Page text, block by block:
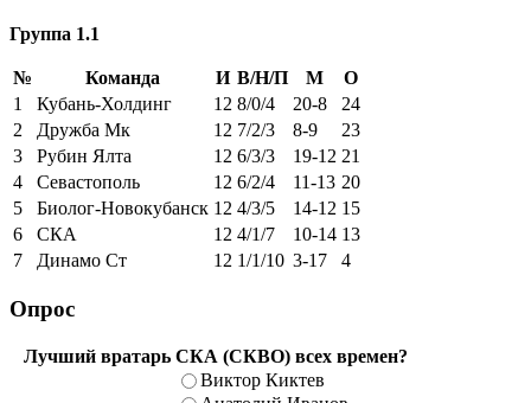
Группа 1.1
№ Команда И В/Н/П М
О
1
Кубань-Холдинг 12 8/0/4 20-8
24
2
Дружба Мк 12 7/2/3 8-9
23
3
Рубин Ялта 12 6/3/3 19-12 21
4
Севастополь 12 6/2/4 11-13 20
5
Биолог-Новокубанск 12 4/3/5 14-12 15
6
СКА 12 4/1/7 10-14 13
7
Динамо Ст 12 1/1/10 3-17 4
Опрос
Лучший вратарь СКА (СКВО) всех времен?
Виктор Киктев